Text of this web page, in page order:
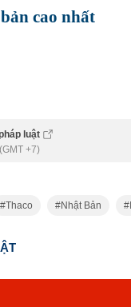
cao nhất
luật
+7)
Thaco Nhật Bản